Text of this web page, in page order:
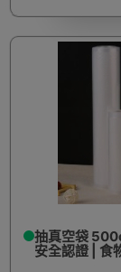
抽真空袋
安全認證 | 食